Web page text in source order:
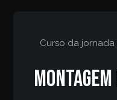
Curso da jornada